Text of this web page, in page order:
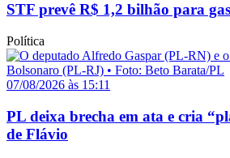
STF prevê R$ 1,2 bilhão para
Política
07/08/2026 às 15:11
PL deixa brecha em ata e cria
de Flávio